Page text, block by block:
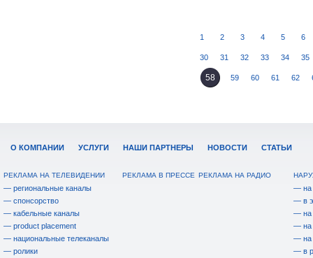
1 2 3 4 5 6
30 31 32 33 34 35
58 59 60 61 62
О КОМПАНИИ УСЛУГИ НАШИ ПАРТНЕРЫ НОВОСТИ СТАТЬИ
РЕКЛАМА НА ТЕЛЕВИДЕНИИ
— региональные каналы
— спонсорство
— кабельные каналы
— product placement
— национальные телеканалы
— ролики
РЕКЛАМА В ПРЕССЕ РЕКЛАМА НА РАДИО
— на
— в
— на
— на
— на
— в